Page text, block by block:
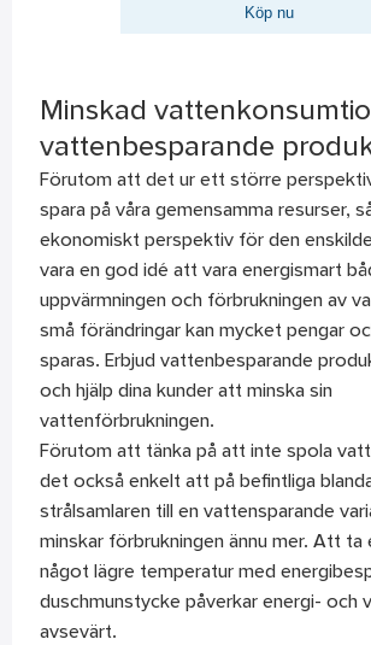
Köp nu
Minskad
vattenbesparande
Förutom att det ur ett större
spara på våra gemensamma resurser,
ekonomiskt perspektiv för den
vara en god idé att vara energismart
uppvärmningen och förbrukningen av
små förändringar kan mycket pengar
sparas. Erbjud vattenbesparande
och hjälp dina kunder att minska sin
vattenförbrukningen.
Förutom att tänka på att inte spola
det också enkelt att på befintliga
strålsamlaren till en vattensparande
minskar förbrukningen ännu mer. Att ta
något lägre temperatur med
duschmunstycke påverkar energi- och
avsevärt.